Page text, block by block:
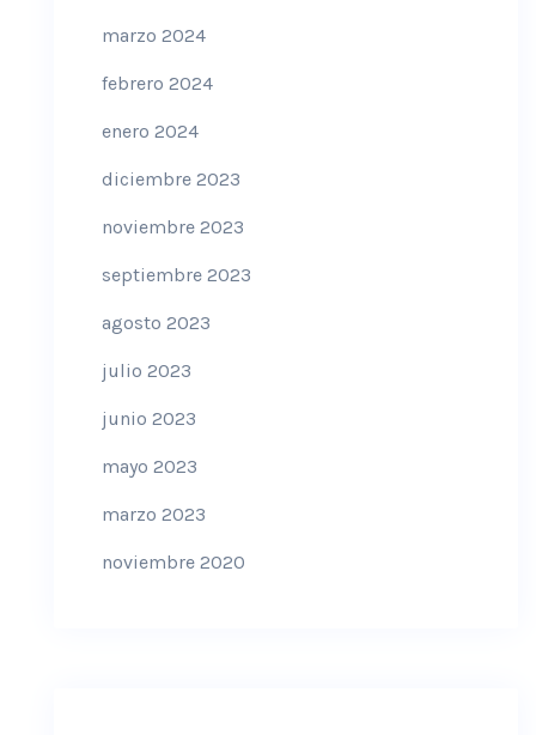
marzo 2024
febrero 2024
enero 2024
diciembre 2023
noviembre 2023
septiembre 2023
agosto 2023
julio 2023
junio 2023
mayo 2023
marzo 2023
noviembre 2020